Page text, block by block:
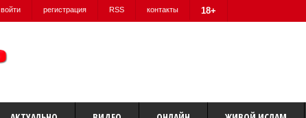
войти регистрация RSS контакты 18+